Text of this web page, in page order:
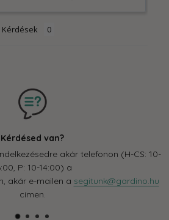
Kérdések
Kérdésed van?
akár telefonon (H-CS: 10-
P: 10-14:00) a
akár e-mailen a segitunk@gardino.hu
címen.